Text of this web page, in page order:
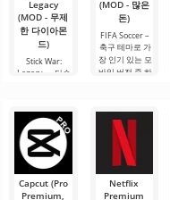
Legacy
(MOD - 무제
한 다이아몬
드)
Stick War:
Legacy — 단순
니라, 전설적인
이나모르타 세
계에서 영향력
과 생존을 위한
투쟁에 대한 서
사시입니다. 여
기서 각 나라는
(MOD - 많은
돈)
FIFA Soccer –
축구 테마로 가
장 인기 있는 모
바일 버전 중 하
화 및 장점으로
돋보입니다. 이
게임은 다양한
전술을 활용하
고.
Capcut (Pro
Premium,
Netflix
Premium